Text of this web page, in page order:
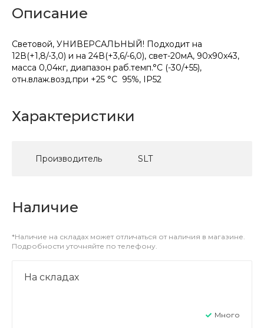
Описание
Световой, УНИВЕРСАЛЬНЫЙ! Подходит на
12В(+1,8/-3,0) и на 24В(+3,6/-6,0), свет-20мА, 90x90x43,
масса 0,04кг, диапазон раб.темп.°С (-30/+55),
отн.влаж.возд.при +25 °С 95%, IP52
Характеристики
Производитель SLT
Наличие
*Наличие на складах может отличаться от наличия в магазине.
Подробности уточняйте по телефону.
На складах
Много